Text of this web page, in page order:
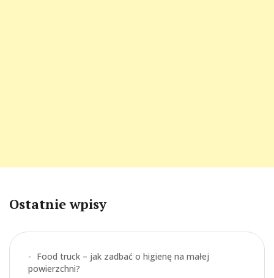
Ostatnie wpisy
Food truck – jak zadbać o higienę na małej
powierzchni?